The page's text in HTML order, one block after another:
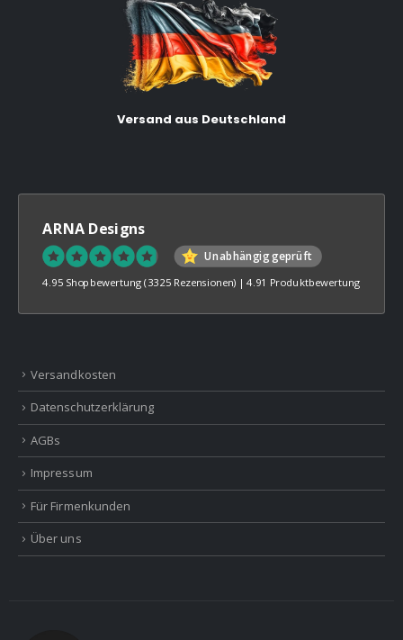
Versand aus Deutschland
ARNA Designs
Unabhängig geprüft
4.95 Shopbewertung (3325 Rezensionen) |4.91 Produktbewertung
Versandkosten
Datenschutzerklärung
AGBs
Impressum
Für Firmenkunden
Über uns